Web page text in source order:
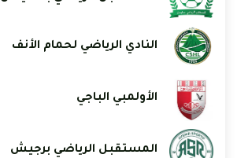
النادي الرياضي لحمام الأنف
الأولمبي الباجي
المستقبل الرياضي برجيش